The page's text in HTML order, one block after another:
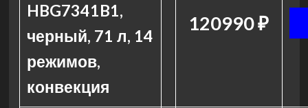
HBG7341B1,
черный, 71 л, 14
режимов,
конвекция
120990 ₽